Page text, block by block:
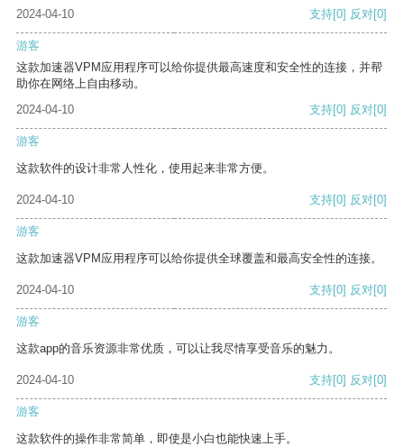
2024-04-10 支持[0] 反对[0]
游客
这款加速器VPM应用程序可以给你提供最高速度和安全性的连接，并帮
助你在网络上自由移动。
2024-04-10
支持[0] 反对[0]
游客
这款软件的设计非常人性化，使用起来非常方便。
2024-04-10 支持[0] 反对[0]
游客
这款加速器VPM应用程序可以给你提供全球覆盖和最高安全性的连接。
2024-04-10 支持[0] 反对[0]
游客
这款app的音乐资源非常优质，可以让我尽情享受音乐的魅力。
2024-04-10 支持[0] 反对[0]
游客
这款软件的操作非常简单，即使是小白也能快速上手。